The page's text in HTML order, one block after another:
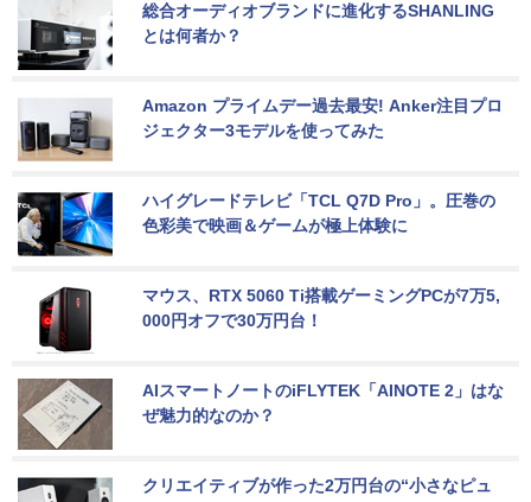
総合オーディオブランドに進化するSHANLING
とは何者か？
Amazon プライムデー過去最安! Anker注目プロ
ジェクター3モデルを使ってみた
ハイグレードテレビ「TCL Q7D Pro」。圧巻の
色彩美で映画＆ゲームが極上体験に
マウス、RTX 5060 Ti搭載ゲーミングPCが7万5,
000円オフで30万円台！
AIスマートノートのiFLYTEK「AINOTE 2」はな
ぜ魅力的なのか？
クリエイティブが作った2万円台の“小さなピュ